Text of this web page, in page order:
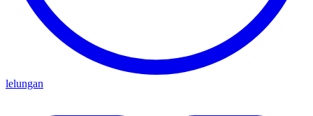
lelungan